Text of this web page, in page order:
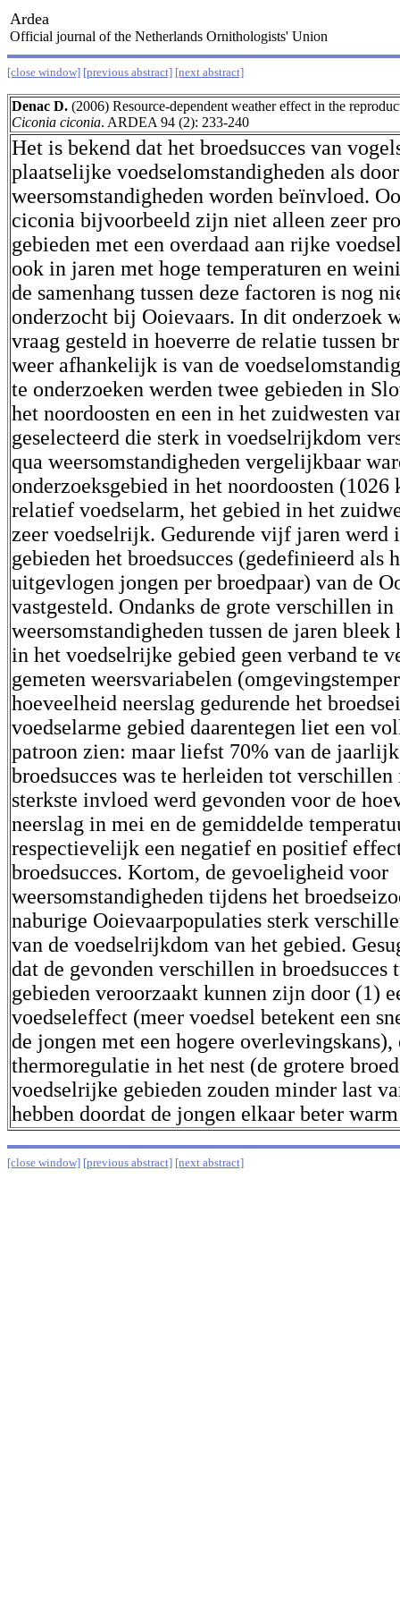
Ardea
Official journal of the Netherlands Ornithologists' Union
[close window] [previous abstract] [next abstract]
Denac D. (2006) Resource-dependent weather effect in the
Ciconia ciconia. ARDEA 94 (2): 233-240
Het is bekend dat het broedsucces van
plaatselijke voedselomstandigheden als
weersomstandigheden worden beïnvloed.
ciconia bijvoorbeeld zijn niet alleen zeer
gebieden met een overdaad aan rijke
ook in jaren met hoge temperaturen en
de samenhang tussen deze factoren is nog
onderzocht bij Ooievaars. In dit onderzoek
vraag gesteld in hoeverre de relatie tussen
weer afhankelijk is van de
te onderzoeken werden twee gebieden in
het noordoosten en een in het zuidwesten
geselecteerd die sterk in voedselrijkdom
qua weersomstandigheden vergelijkbaar
onderzoeksgebied in het noordoosten (1026
relatief voedselarm, het gebied in het
zeer voedselrijk. Gedurende vijf jaren werd
gebieden het broedsucces (gedefinieerd als
uitgevlogen jongen per broedpaar) van de
vastgesteld. Ondanks de grote verschillen in
weersomstandigheden tussen de jaren bleek
in het voedselrijke gebied geen verband te
gemeten weersvariabelen
hoeveelheid neerslag gedurende het
voedselarme gebied daarentegen liet een
patroon zien: maar liefst 70% van de
broedsucces was te herleiden tot
sterkste invloed werd gevonden voor de
neerslag in mei en de gemiddelde
respectievelijk een negatief en positief
broedsucces. Kortom, de gevoeligheid voor
weersomstandigheden tijdens het
naburige Ooievaarpopulaties sterk
van de voedselrijkdom van het gebied.
dat de gevonden verschillen in broedsucces
gebieden veroorzaakt kunnen zijn door (1)
voedseleffect (meer voedsel betekent een
de jongen met een hogere overlevingskans),
thermoregulatie in het nest (de grotere
voedselrijke gebieden zouden minder last
hebben doordat de jongen elkaar beter
[close window] [previous abstract] [next abstract]